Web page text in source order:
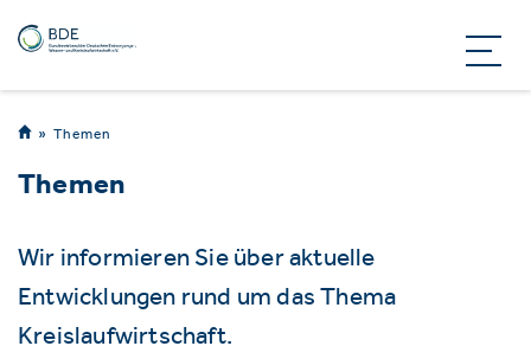
Themen
Themen
Wir informieren Sie über aktuelle
Entwicklungen rund um das Thema
Kreislaufwirtschaft.